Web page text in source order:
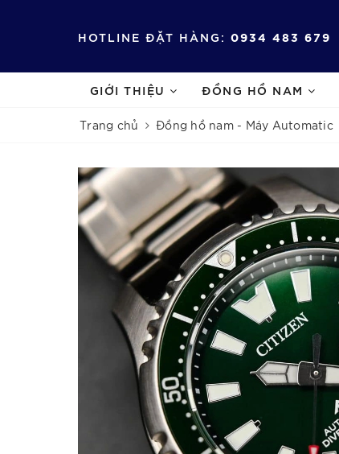
HOTLINE ĐẶT HÀNG: 0934 483 679
GIỚI THIỆU ĐỒNG HỒ NAM
Trang chủ Đồng hồ nam - Máy Automatic